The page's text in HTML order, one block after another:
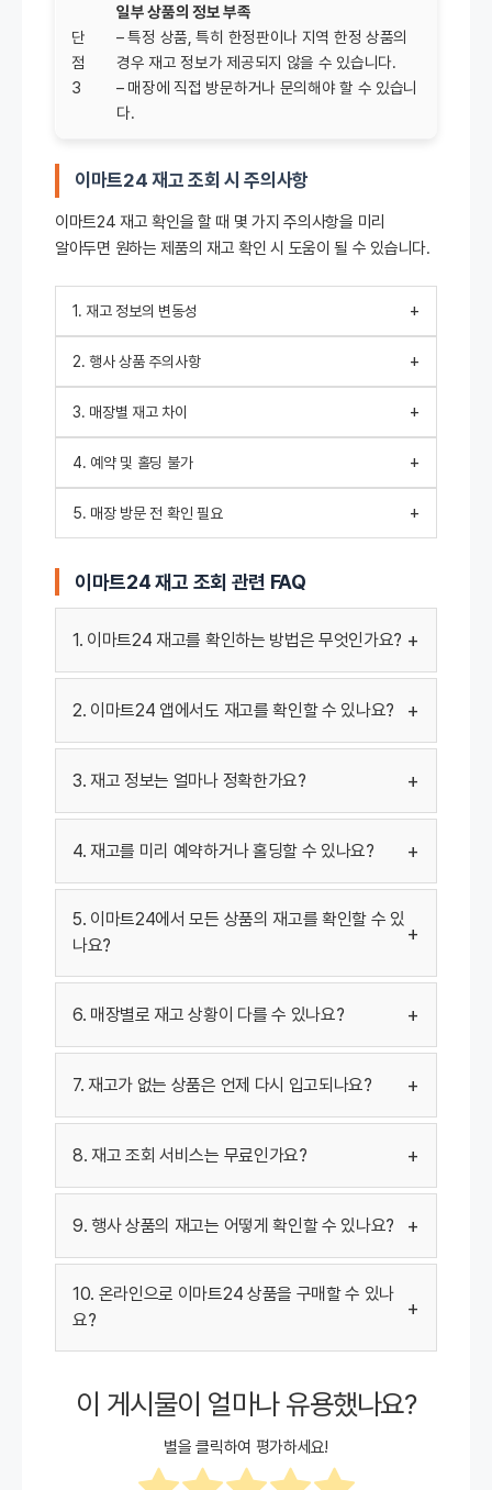
단
점
3
일부 상품의 정보 부족
– 특정 상품, 특히 한정판이나 지역 한정 상품의
경우 재고 정보가 제공되지 않을 수 있습니다.
– 매장에 직접 방문하거나 문의해야 할 수 있습니
다.
이마트24 재고 조회 시 주의사항
이마트24 재고 확인을 할 때 몇 가지 주의사항을 미리
알아두면 원하는 제품의 재고 확인 시 도움이 될 수 있습니다.
1. 재고 정보의 변동성 +
2. 행사 상품 주의사항 +
3. 매장별 재고 차이 +
4. 예약 및 홀딩 불가 +
5. 매장 방문 전 확인 필요 +
이마트24 재고 조회 관련 FAQ
1. 이마트24 재고를 확인하는 방법은 무엇인가요? +
2. 이마트24 앱에서도 재고를 확인할 수 있나요? +
3. 재고 정보는 얼마나 정확한가요? +
4. 재고를 미리 예약하거나 홀딩할 수 있나요? +
5. 이마트24에서 모든 상품의 재고를 확인할 수 있
나요?
+
6. 매장별로 재고 상황이 다를 수 있나요? +
7. 재고가 없는 상품은 언제 다시 입고되나요? +
8. 재고 조회 서비스는 무료인가요? +
9. 행사 상품의 재고는 어떻게 확인할 수 있나요? +
10. 온라인으로 이마트24 상품을 구매할 수 있나
요?
+
이 게시물이 얼마나 유용했나요?
별을 클릭하여 평가하세요!